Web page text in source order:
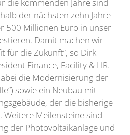
die kommenden Jahre sind
der nächsten zehn Jahre
500 Millionen Euro in unser
Damit machen wir
für die Zukunft“, so Dirk
Finance, Facility & HR.
die Modernisierung der
sowie ein Neubau mit
der die bisherige
Weitere Meilensteine sind
der Photovoltaikanlage und